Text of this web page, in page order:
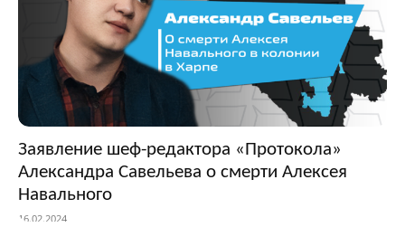
Заявление шеф-редактора «Протокола»
Александра Савельева о смерти Алексея
Навального
16.02.2024